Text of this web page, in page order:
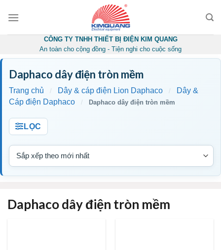
CÔNG TY TNHH THIẾT BỊ ĐIỆN KIM QUANG
An toàn cho cộng đồng - Tiện nghi cho cuộc sống
Daphaco dây điện tròn mềm
Trang chủ / Dây & cáp điện Lion Daphaco /
Dây &
Cáp điện Daphaco
/ Daphaco dây điện tròn mềm
LỌC
Daphaco dây điện tròn mềm